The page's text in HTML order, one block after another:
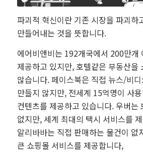
파괴적 혁신이란 기존 시장을 파괴하
만들어내는 것을 뜻합니다.
에어비앤비는 192개국에서 200만개
제공하고 있지만, 호텔같은 부동산을
않습니다. 페이스북은 직접 뉴스/비
만들지 않지만, 전세계 15억명이 사
컨텐츠를 제공하고 있습니다. 우버는
없지만, 세계 최대의 택시 서비스를
알리바바는 직접 판매하는 물건이 없
큰 쇼핑몰 서비스를 제공합니다,